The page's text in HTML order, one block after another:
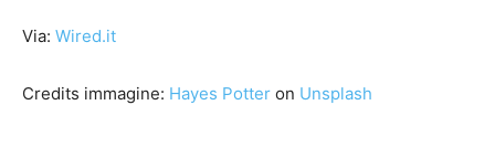
Via: Wired.it
Credits immagine: Hayes Potter on Unsplash